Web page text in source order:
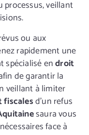
processus, veillant
ou aux
rapidement une
spécialisé endroit
de garantir la
veillant à limiter
fiscalesd’un refus
saura vous
face à